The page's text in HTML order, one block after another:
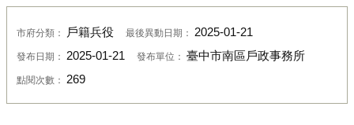
市府分類： 戶籍兵役 最後異動日期： 2025-01-21
發布日期： 2025-01-21 發布單位： 臺中市南區戶政事務所
點閱次數： 269